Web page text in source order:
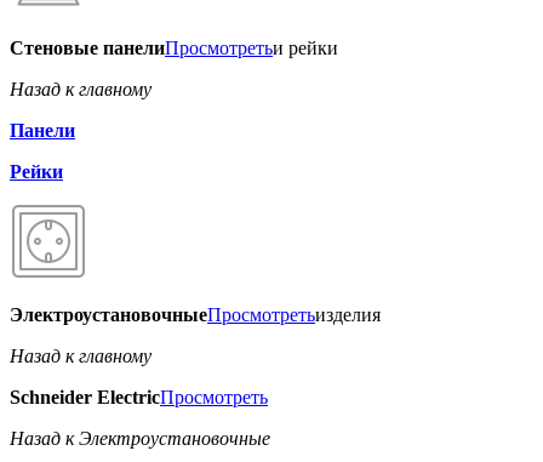
Стеновые панелиПросмотретьи рейки
Назад к главному
Панели
Рейки
ЭлектроустановочныеПросмотретьизделия
Назад к главному
Schneider ElectricПросмотреть
Назад к Электроустановочные